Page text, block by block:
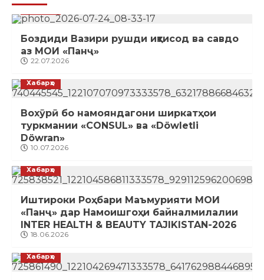
Хабарҳо
Боздиди Вазири рушди иқтисод ва савдо
аз МОИ «Панҷ»
22.07.2026
Хабарҳо
Вохӯрӣ бо намояндагони ширкатҳои
туркмании «CONSUL» ва «Döwletli
Döwran»
10.07.2026
Хабарҳо
Иштироки Роҳбари Маъмурияти МОИ
«Панҷ» дар Намоишгоҳи байналмилалии
INTER HEALTH & BEAUTY TAJIKISTAN-2026
18.06.2026
Хабарҳо